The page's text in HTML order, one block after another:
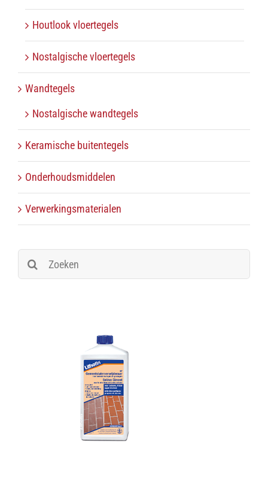
Houtlook vloertegels
Nostalgische vloertegels
Wandtegels
Nostalgische wandtegels
Keramische buitentegels
Onderhoudsmiddelen
Verwerkingsmaterialen
Zoeken
naar: